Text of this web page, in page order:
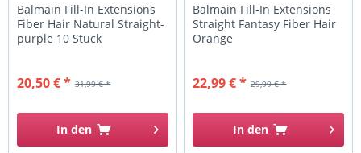
Balmain Fill-In Extensions
Fiber Hair Natural Straight-
purple 10 Stück
31,99 € *
20,50 € *
In den
Balmain Fill-In Extensions
Straight Fantasy Fiber Hair
Orange
29,99 € *
22,99 € *
In den